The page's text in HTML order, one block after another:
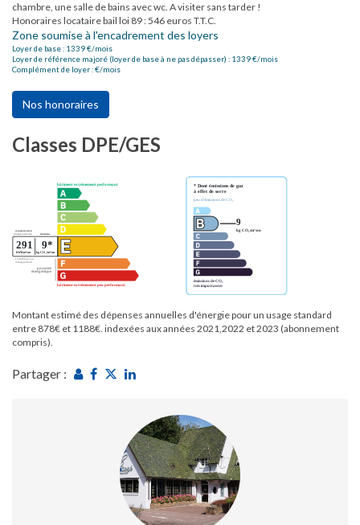
chambre, une salle de bains avec wc. A visiter sans tarder !
Honoraires locataire bail loi 89 : 546 euros T.T.C.
Zone soumise à l'encadrement des loyers
Loyer de base : 1339€/mois
Loyer de référence majoré (loyer de base à ne pas dépasser) : 1339€/mois
Complément de loyer :€/mois
Nos honoraires
Classes DPE/GES
Montant estimé des dépenses annuelles d'énergie pour un usage standard
entre 878€ et 1188€. indexées aux années 2021,2022 et 2023 (abonnement
compris).
Partager :